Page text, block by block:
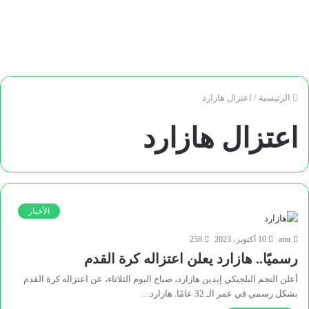
الرئيسية / اعتزال هازارد
اعتزال هازارد
الأخبار
amr 10 أكتوبر، 2023 258
رسميًا.. هازارد يعلن اعتزاله كرة القدم
أعلن النجم البلجيكي إيدين هازارد، صباح اليوم الثلاثاء، عن اعتزاله كرة القدم
بشكل رسمي في عمر الـ 32 عامًا. هازارد…